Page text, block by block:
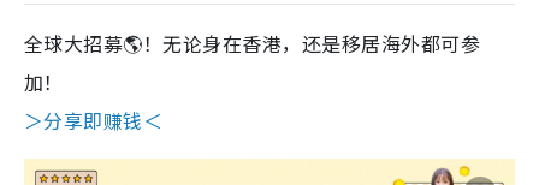
全球大招募🌎！无论身在香港，还是移居海外都可参
加！
＞分享即赚钱＜